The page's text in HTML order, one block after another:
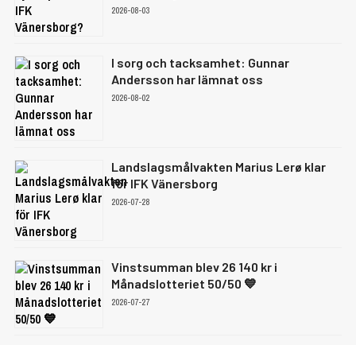
2026-08-03
I sorg och tacksamhet: Gunnar
Andersson har lämnat oss
2026-08-02
Landslagsmålvakten Marius Lerø klar
för IFK Vänersborg
2026-07-28
Vinstsumman blev 26 140 kr i
Månadslotteriet 50/50 💙
2026-07-27